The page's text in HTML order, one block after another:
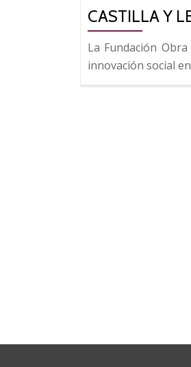
CASTILLA Y
La Fundación
innovación social